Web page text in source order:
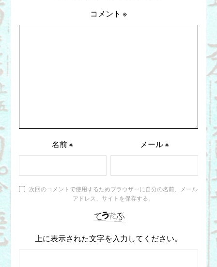
コメント ※
名前※ メール※
次回のコメントで使用するためブラウザーに自分の名前、メール
アドレス、サイトを保存する。
上に表示された文字を入力してください。